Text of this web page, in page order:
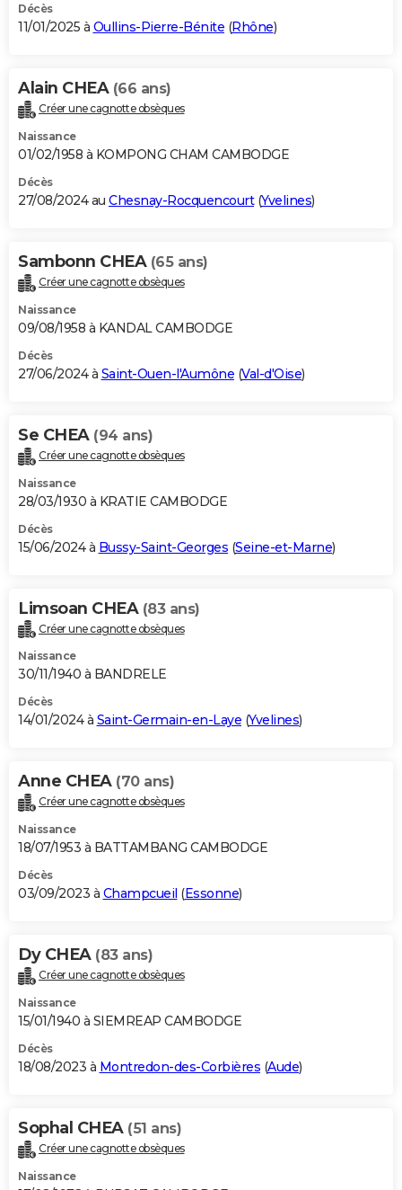
Décès
11/01/2025 à Oullins-Pierre-Bénite (Rhône)
Alain CHEA (66 ans)
Créer une cagnotte obsèques
Naissance
01/02/1958 à KOMPONG CHAM CAMBODGE
Décès
27/08/2024 au Chesnay-Rocquencourt(Yvelines)
Sambonn CHEA (65 ans)
Créer une cagnotte obsèques
Naissance
09/08/1958 à KANDAL CAMBODGE
Décès
27/06/2024 à Saint-Ouen-l'Aumône (Val-d'Oise)
Se CHEA (94 ans)
Créer une cagnotte obsèques
Naissance
28/03/1930 à KRATIE CAMBODGE
Décès
15/06/2024 à Bussy-Saint-Georges (Seine-et-Marne)
Limsoan CHEA (83 ans)
Créer une cagnotte obsèques
Naissance
30/11/1940 à BANDRELE
Décès
14/01/2024 à Saint-Germain-en-Laye (Yvelines)
Anne CHEA (70 ans)
Créer une cagnotte obsèques
Naissance
18/07/1953 à BATTAMBANG CAMBODGE
Décès
03/09/2023 à Champcueil (Essonne)
Dy CHEA (83 ans)
Créer une cagnotte obsèques
Naissance
15/01/1940 à SIEMREAP CAMBODGE
Décès
18/08/2023 à Montredon-des-Corbières (Aude)
Sophal CHEA (51 ans)
Créer une cagnotte obsèques
Naissance